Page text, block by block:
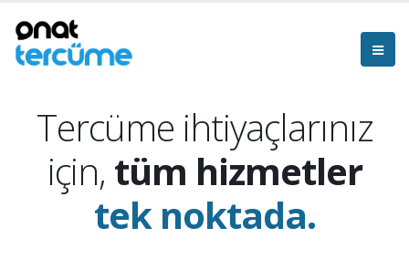
Tercüme ihtiyaçlarınız
için, tüm hizmetler
tek noktada.